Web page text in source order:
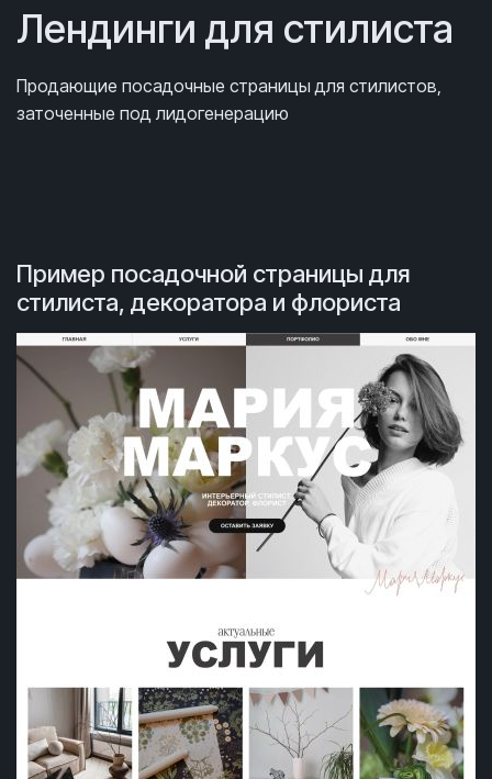
Лендинги для стилиста
Продающие посадочные страницы для стилистов,
заточенные под лидогенерацию
Пример посадочной страницы для
стилиста, декоратора и флориста